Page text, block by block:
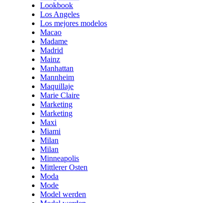
Lookbook
Los Angeles
Los mejores modelos
Macao
Madame
Madrid
Mainz
Manhattan
Mannheim
Maquillaje
Marie Claire
Marketing
Marketing
Maxi
Miami
Milan
Milan
Minneapolis
Mittlerer Osten
Moda
Mode
Model werden